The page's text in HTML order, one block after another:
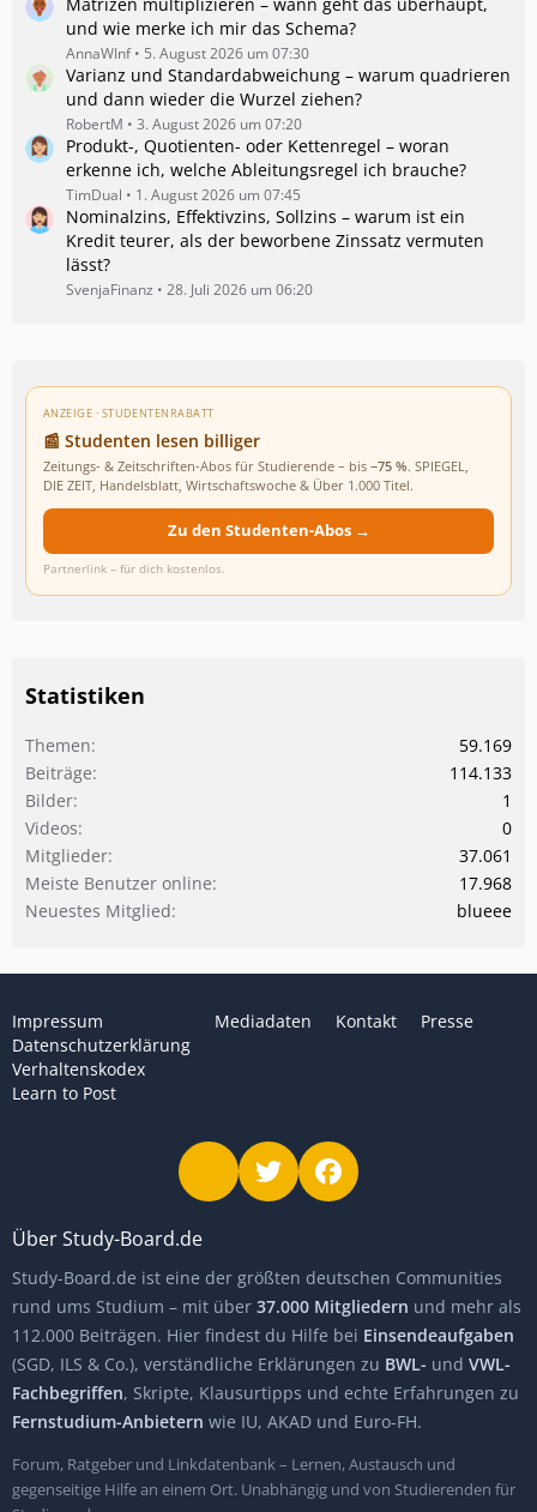
und wie merke ich mir das Schema?
AnnaWInf 5. August 2026 um 07:30
Varianz und Standardabweichung – warum quadrieren
und dann wieder die Wurzel ziehen?
RobertM 3. August 2026 um 07:20
Produkt-, Quotienten- oder Kettenregel – woran
erkenne ich, welche Ableitungsregel ich brauche?
TimDual 1. August 2026 um 07:45
Nominalzins, Effektivzins, Sollzins – warum ist ein
Kredit teurer, als der beworbene Zinssatz vermuten
lässt?
SvenjaFinanz 28. Juli 2026 um 06:20
ANZEIGE · STUDENTENRABATT
📰 Studenten lesen billiger
Zeitungs- & Zeitschriften-Abos für Studierende – bis −75 %. SPIEGEL,
DIE ZEIT, Handelsblatt, Wirtschaftswoche & Über 1.000 Titel.
Zu den Studenten-Abos →
Partnerlink – für dich kostenlos.
Statistiken
Themen
59.169
Beiträge
114.133
Bilder
1
Videos
0
Mitglieder
37.061
Meiste Benutzer online
17.968
Neuestes Mitglied
blueee
Impressum
Datenschutzerklärung
Verhaltenskodex
Learn to Post
Mediadaten Kontakt Presse
Über Study-Board.de
Study-Board.de ist eine der größten deutschen Communities
rund ums Studium – mit über 37.000 Mitgliedern und mehr als
112.000 Beiträgen. Hier findest du Hilfe bei Einsendeaufgaben
(SGD, ILS & Co.), verständliche Erklärungen zu BWL- und VWL-
Fachbegriffen, Skripte, Klausurtipps und echte Erfahrungen zu
Fernstudium-Anbietern wie IU, AKAD und Euro-FH.
Forum, Ratgeber und Linkdatenbank – Lernen, Austausch und
gegenseitige Hilfe an einem Ort. Unabhängig und von Studierenden für